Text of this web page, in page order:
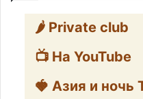
🌶️ Private club
📺 На YouTube
🍓 Азия и ночь